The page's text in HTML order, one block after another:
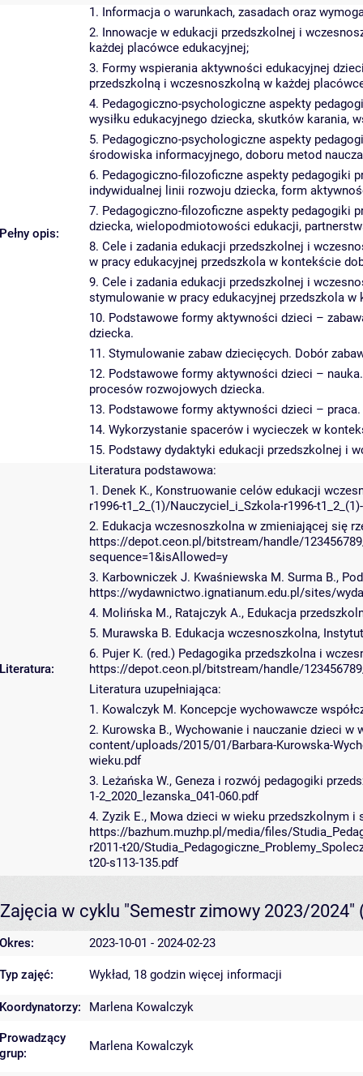
Pełny opis:
1. Informacja o warunkach, zasadach oraz
2. Innowacje w edukacji przedszkolnej i
każdej placówce edukacyjnej;
3. Formy wspierania aktywności edukacyjnej
przedszkolną i wczesnoszkolną w każdej
4. Pedagogiczno-psychologiczne aspekty
wysiłku edukacyjnego dziecka, skutków karania,
5. Pedagogiczno-psychologiczne aspekty
środowiska informacyjnego, doboru metod
6. Pedagogiczno-filozoficzne aspekty pedagogiki
indywidualnej linii rozwoju dziecka, form
7. Pedagogiczno-filozoficzne aspekty pedagogiki
dziecka, wielopodmiotowości edukacji,
8. Cele i zadania edukacji przedszkolnej i
w pracy edukacyjnej przedszkola w kontekście
9. Cele i zadania edukacji przedszkolnej i
stymulowanie w pracy edukacyjnej przedszkola
10. Podstawowe formy aktywności dzieci –
dziecka.
11. Stymulowanie zabaw dziecięcych. Dobór
12. Podstawowe formy aktywności dzieci –
procesów rozwojowych dziecka.
13. Podstawowe formy aktywności dzieci –
14. Wykorzystanie spacerów i wycieczek w
15. Podstawy dydaktyki edukacji przedszkolnej i
Literatura:
Literatura podstawowa:
1. Denek K., Konstruowanie celów edukacji
r1996-t1_2_(1)/Nauczyciel_i_Szkola-r1996-
2. Edukacja wczesnoszkolna w zmieniającej się
https://depot.ceon.pl/bitstream/handle/
sequence=1&isAllowed=y
3. Karbowniczek J. Kwaśniewska M. Surma B.,
https://wydawnictwo.ignatianum.edu.pl/sites/
4. Molińska M., Ratajczyk A., Edukacja
5. Murawska B. Edukacja wczesnoszkolna,
6. Pujer K. (red.) Pedagogika przedszkolna i
https://depot.ceon.pl/bitstream/handle/
Literatura uzupełniająca:
1. Kowalczyk M. Koncepcje wychowawcze
2. Kurowska B., Wychowanie i nauczanie dzieci
content/uploads/2015/01/Barbara-Kurowska-
wieku.pdf
3. Leżańska W., Geneza i rozwój pedagogiki
1-2_2020_lezanska_041-060.pdf
4. Zyzik E., Mowa dzieci w wieku przedszkolnym i
https://bazhum.muzhp.pl/media/files/
r2011-t20/
t20-s113-135.pdf
Zajęcia w cyklu "Semestr zimowy 2023/2024"
Okres: 2023-10-01 - 2024-02-23
Typ zajęć: Wykład, 18 godzin więcej informacji
Koordynatorzy: Marlena Kowalczyk
Prowadzący
grup:
Marlena Kowalczyk